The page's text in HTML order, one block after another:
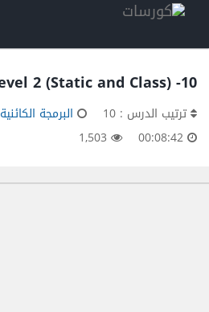
10- C++ Course Level 2 (Static and Class)
ترتيب الدرس : 10
البرمجة الكائنية OOP بلغة C++